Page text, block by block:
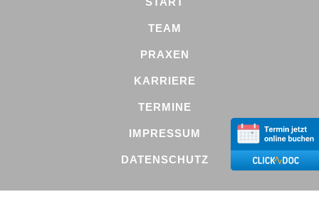
TEAM
PRAXEN
KARRIERE
TERMINE
IMPRESSUM
DATENSCHUTZ